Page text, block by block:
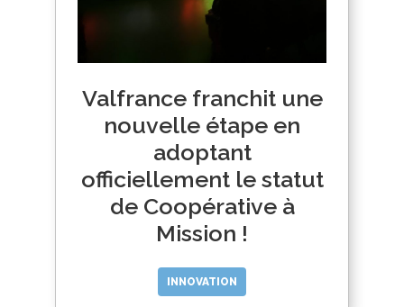
Valfrance franchit une
nouvelle étape en
adoptant
officiellement le statut
de Coopérative à
Mission !
INNOVATION